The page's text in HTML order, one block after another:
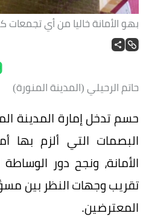
بهو الأمانة خاليا من أي تجمعات
حاتم الرحيلي (المدينة المنورة)
حسم تدخل إمارة المدينة
البصمات التي ألزم بها
الأمانة، ونجح دور
تقريب وجهات النظر بين
المعترضين.